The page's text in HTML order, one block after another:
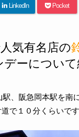
LinkedIn Pocket
気有名店の
ーについて
、阪急岡本駅を南
で１０分くらいで